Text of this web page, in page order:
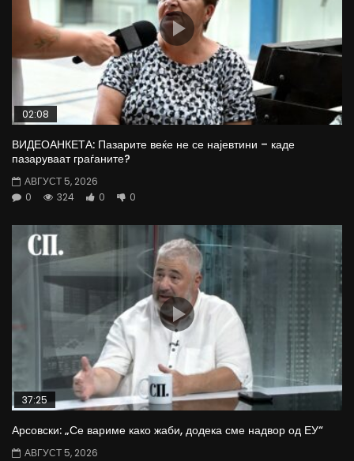
02:08
ВИДЕОАНКЕТА: Пазарите веќе не се најевтини – каде
пазаруваат граѓаните?
АВГУСТ 5, 2026
0
324 0 0
37:25
Арсовски: „Се вариме како жаби, додека сме надвор од ЕУ“
АВГУСТ 5, 2026